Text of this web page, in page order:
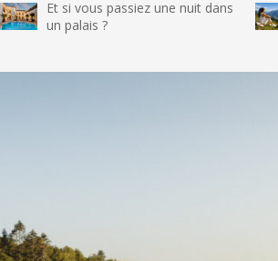
Et si vous passiez une nuit dans
un palais ?